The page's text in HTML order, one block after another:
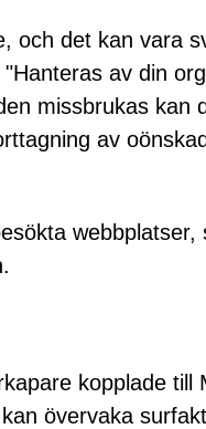
och det kan vara
av din
missbrukas kan
av
kopplade till
övervaka